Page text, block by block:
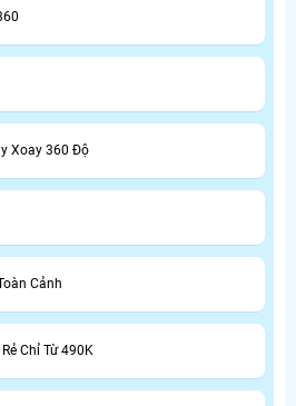
Xoay 360 Độ
Cảnh
Chỉ Từ 490K